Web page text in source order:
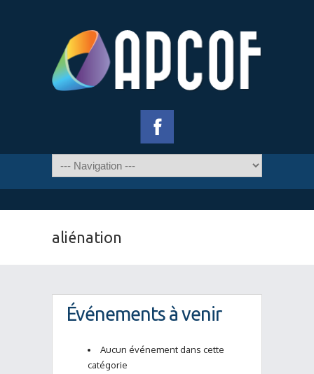
aliénation
Événements à venir
Aucun événement dans cette
catégorie